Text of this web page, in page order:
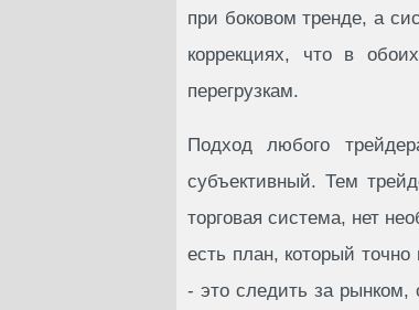
при боковом тренде, а
коррекциях, что в
перегрузкам.
Подход любого
субъективный. Тем
торговая система, нет
есть план, который
- это следить за рынком,